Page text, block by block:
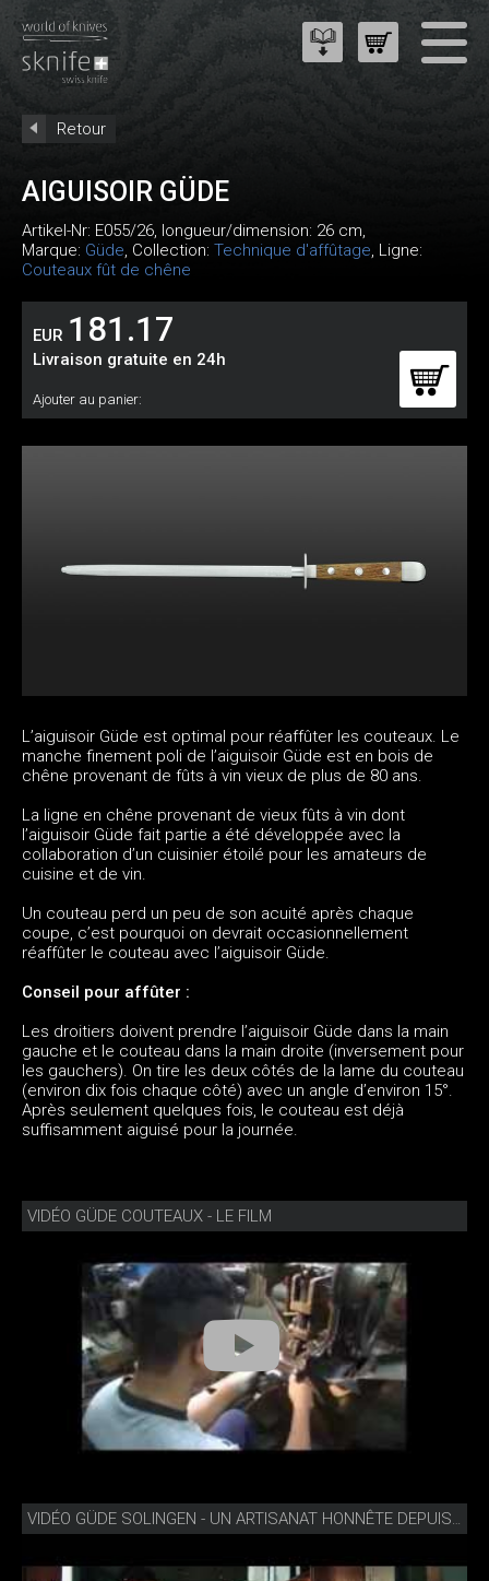
Retour
AIGUISOIR GÜDE
Artikel-Nr: E055/26, longueur/dimension: 26 cm,
Marque: Güde, Collection: Technique d'affûtage, Ligne:
Couteaux fût de chêne
EUR 181.17
Livraison gratuite en 24h
Ajouter au panier:
L’aiguisoir Güde est optimal pour réaffûter les couteaux. Le
manche finement poli de l’aiguisoir Güde est en bois de
chêne provenant de fûts à vin vieux de plus de 80 ans.
La ligne en chêne provenant de vieux fûts à vin dont
l’aiguisoir Güde fait partie a été développée avec la
collaboration d’un cuisinier étoilé pour les amateurs de
cuisine et de vin.
Un couteau perd un peu de son acuité après chaque
coupe, c’est pourquoi on devrait occasionnellement
réaffûter le couteau avec l’aiguisoir Güde.
Conseil pour affûter :
Les droitiers doivent prendre l’aiguisoir Güde dans la main
gauche et le couteau dans la main droite (inversement pour
les gauchers). On tire les deux côtés de la lame du couteau
(environ dix fois chaque côté) avec un angle d’environ 15°.
Après seulement quelques fois, le couteau est déjà
suffisamment aiguisé pour la journée.
VIDÉO GÜDE COUTEAUX - LE FILM
VIDÉO GÜDE SOLINGEN - UN ARTISANAT HONNÊTE DEPUIS 1910